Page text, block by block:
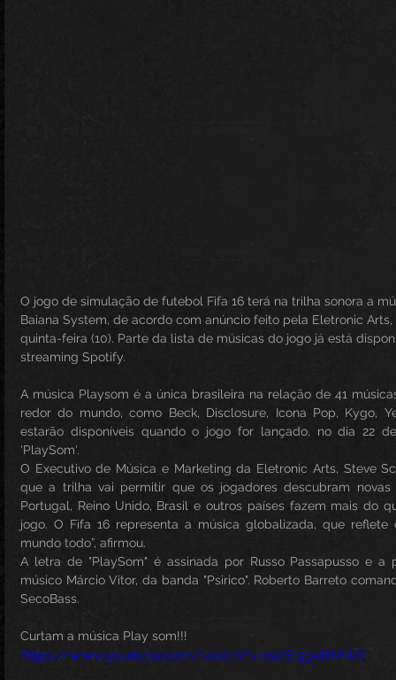
O jogo de simulação de futebol Fifa 16 terá na trilha sonora a
Baiana System, de acordo com anúncio feito pela Eletronic
quinta-feira (10). Parte da lista de músicas do jogo já está
streaming Spotify.
A música Playsom é a única brasileira na relação de 41
redor do mundo, como Beck, Disclosure, Icona Pop, Kygo,
estarão disponíveis quando o jogo for lançado, no dia 22
'PlaySom'.
O Executivo de Música e Marketing da Eletronic Arts, Steve
que a trilha vai permitir que os jogadores descubram novas
Portugal, Reino Unido, Brasil e outros países fazem mais do
jogo. O Fifa 16 representa a música globalizada, que
mundo todo”, afirmou.
A letra de "PlaySom" é assinada por Russo Passapusso e a
músico Márcio Vitor, da banda "Psirico". Roberto Barreto
SecoBass.
Curtam a música Play som!!!
https://www.youtube.com/watch?v=ne7E5geBMWE